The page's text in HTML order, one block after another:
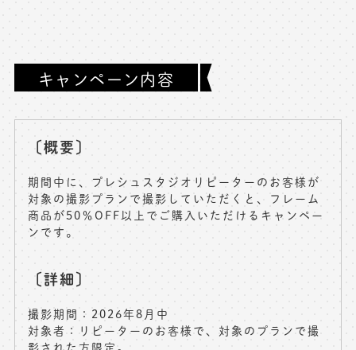
キャンペーン内容
〔概要〕
期間中に、プレシュスタジオリピーターのお客様が
対象の撮影プランで撮影していただくと、フレーム
商品が50％OFF以上でご購入いただけるキャンペー
ンです。
〔詳細〕
撮影期間：2026年8月中
対象者 ：リピーターのお客様で、対象のプランで撮